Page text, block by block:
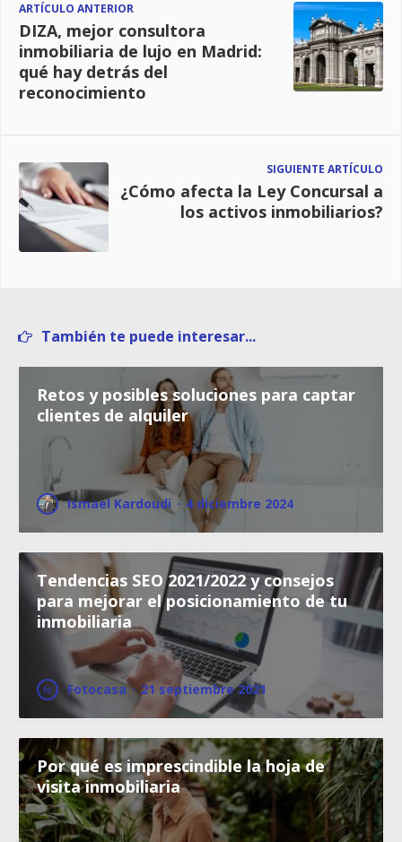
ARTÍCULO ANTERIOR
DIZA, mejor consultora
inmobiliaria de lujo en Madrid:
qué hay detrás del
reconocimiento
SIGUIENTE ARTÍCULO
¿Cómo afecta la Ley Concursal a
los activos inmobiliarios?
También te puede interesar...
Retos y posibles soluciones para captar
clientes de alquiler
Ismael Kardoudi · 4 diciembre 2024
Tendencias SEO 2021/2022 y consejos
para mejorar el posicionamiento de tu
inmobiliaria
Fotocasa · 21 septiembre 2021
Por qué es imprescindible la hoja de
visita inmobiliaria